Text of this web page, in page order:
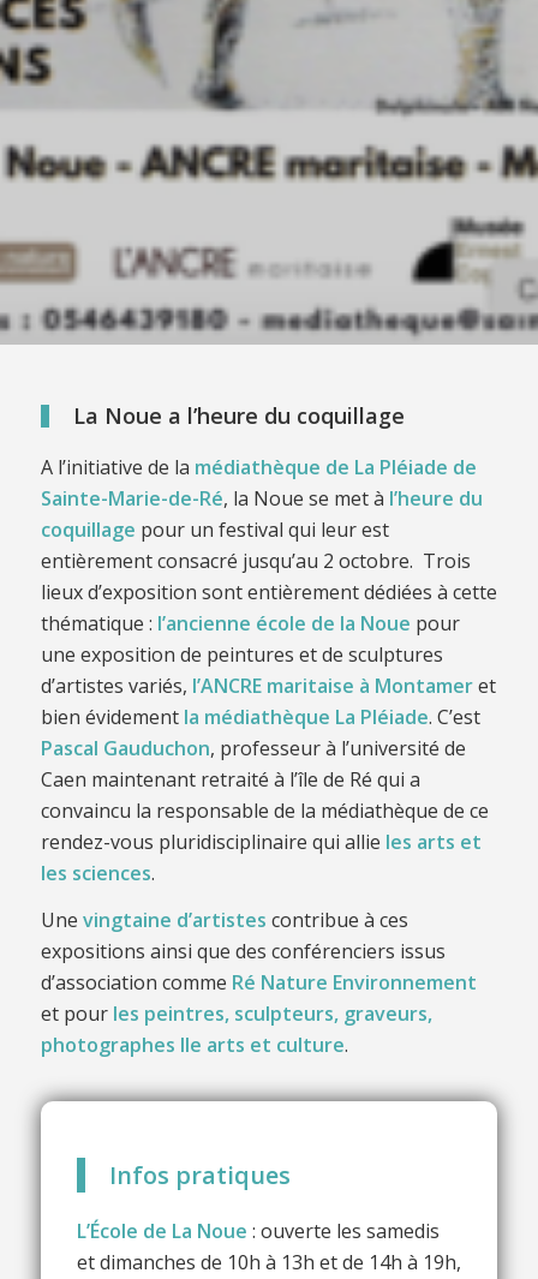
La Noue a l’heure du coquillage
A l’initiative de la médiathèque de La Pléiade de
Sainte-Marie-de-Ré, la Noue se met à l’heure du
coquillage pour un festival qui leur est
entièrement consacré jusqu’au 2 octobre. Trois
lieux d’exposition sont entièrement dédiées à cette
thématique : l’ancienne école de la Noue pour
une exposition de peintures et de sculptures
d’artistes variés, l’ANCRE maritaise à Montameret
bien évidement la médiathèque La Pléiade. C’est
Pascal Gauduchon, professeur à l’université de
Caen maintenant retraité à l’île de Ré qui a
convaincu la responsable de la médiathèque de ce
rendez-vous pluridisciplinaire qui allie les arts et
les sciences.
Une vingtaine d’artistes contribue à ces
expositions ainsi que des conférenciers issus
d’association comme Ré Nature Environnement
et pourles peintres, sculpteurs, graveurs,
photographes Ile arts et culture.
Infos pratiques
L’École de La Noue : ouverte les samedis
et dimanches de 10h à 13h et de 14h à 19h,